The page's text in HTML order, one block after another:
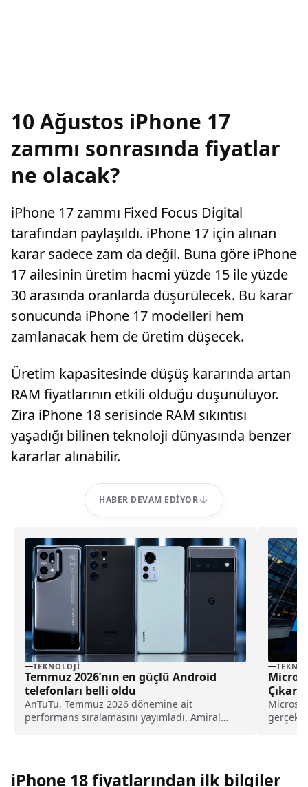
10 Ağustos iPhone 17
zammı sonrasında fiyatlar
ne olacak?
iPhone 17 zammı Fixed Focus Digital
tarafından paylaşıldı. iPhone 17 için alınan
karar sadece zam da değil. Buna göre iPhone
17 ailesinin üretim hacmi yüzde 15 ile yüzde
30 arasında oranlarda düşürülecek. Bu karar
sonucunda iPhone 17 modelleri hem
zamlanacak hem de üretim düşecek.
Üretim kapasitesinde düşüş kararında artan
RAM fiyatlarının etkili olduğu düşünülüyor.
Zira iPhone 18 serisinde RAM sıkıntısı
yaşadığı bilinen teknoloji dünyasında benzer
kararlar alınabilir.
HABER DEVAM EDIYOR
TEKNOLOJI
Temmuz 2026’nın en güçlü Android
telefonları belli oldu
AnTuTu, Temmuz 2026 dönemine ait
performans sıralamasını yayımladı. Amiral
Temmuz 2026'nın en güçlü Android
iPhone 18 fiyatlarından ilk bilgiler